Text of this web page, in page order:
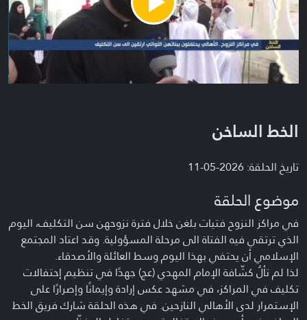
Play
Video
الخط الساخن
تاريخ الحلقة: 2026-05-11
موضوع الحلقة
في مراكز النزوح فتيات بلغن خلال فترة نزوحهن سن التكليف، اليوم
الذي ترتقي فيه الفتاة الى مرحلة المسؤولية. وقد اعتاد المجتمع
الإسلامي أن يحتفي بهذا اليوم وسط العائلة والأصدقاء.
لذا لم تألُ كشّافة الإمام المهدي (عج) جهدًا في تنظيم إحتفالات
تكليف في المراكز، في مشهد عكس إرادة وإيمانًا وإصرارًا على
الإستمرار لدى الأهالي النازحين. في هذه الحلقة شارك فريق الخط